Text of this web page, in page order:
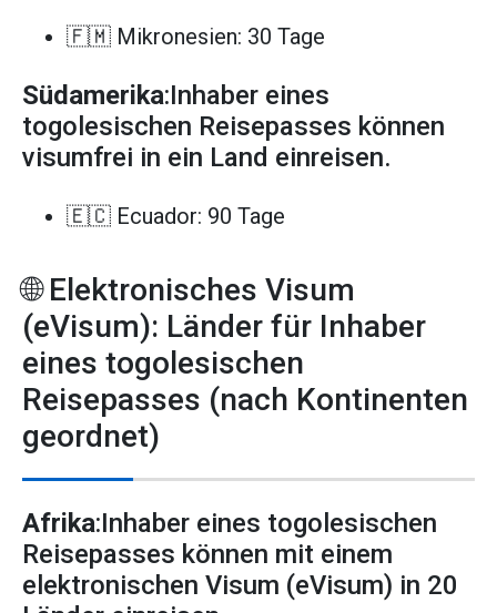
🇫🇲 Mikronesien: 30 Tage
Südamerika:Inhaber eines
togolesischen Reisepasses können
visumfrei in ein Land einreisen.
🇪🇨 Ecuador: 90 Tage
🌐 Elektronisches Visum
(eVisum): Länder für Inhaber
eines togolesischen
Reisepasses (nach Kontinenten
geordnet)
Afrika:Inhaber eines togolesischen
Reisepasses können mit einem
elektronischen Visum (eVisum) in 20